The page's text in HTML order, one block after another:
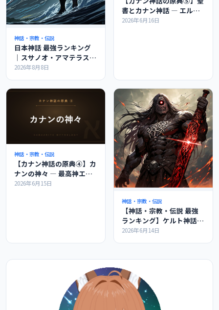
神話・宗教・伝説
日本神話 最強ランキング
｜スサノオ・アマテラスは
世界で何位か
2026年8月8日
書とカナン神話 ― エル・
バアル・レヴィアタンのつ
2026年6月16日
神話・宗教・伝説
【カナン神話の原典④】カ
ナンの神々 ― 最高神エル
とバアル、神々の会議を解
2026年6月15日
神話・宗教・伝説
【神話・宗教・伝説 最強
ランキング】ケルト神話の
最強ランキングの紹介
2026年6月14日